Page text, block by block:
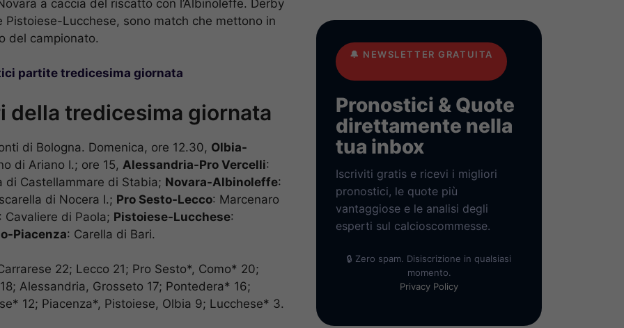
a caccia del riscatto con l’Albinoleffe. Derby
Lucchese, sono match che mettono in
del campionato.
partite tredicesima giornata
della tredicesima giornata
di Bologna. Domenica, ore 12.30, Olbia-
di Ariano I.; ore 15, Alessandria-Pro Vercelli:
di Castellammare di Stabia; Novara-Albinoleffe:
di Nocera I.; Pro Sesto-Lecco: Marcenaro
: Cavaliere di Paola; Pistoiese-Lucchese:
Piacenza: Carella di Bari.
22; Lecco 21; Pro Sesto*, Como* 20;
Alessandria, Grosseto 17; Pontedera* 16;
12; Piacenza*, Pistoiese, Olbia 9; Lucchese* 3.
🔔 NEWSLETTER GRATUITA
Pronostici & Quote
direttamente nella
tua inbox
Iscriviti gratis e ricevi i migliori
pronostici, le quote più
vantaggiose e le analisi degli
esperti sul calcioscommesse.
🔒 Zero spam. Disiscrizione in qualsiasi
momento.
Privacy Policy